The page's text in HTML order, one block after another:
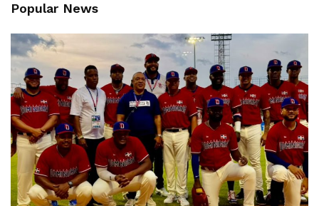
Popular News